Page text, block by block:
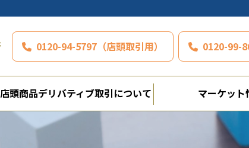
0120-94-5797（店頭取引用） 0120-99-
店頭商品デリバティブ取引について マーケット